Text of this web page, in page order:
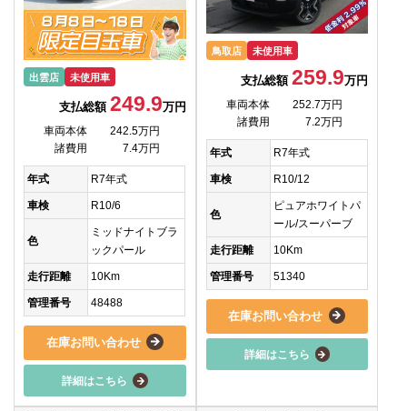
出雲店 未使用車
支払総額 249.9万円
車両本体
242.5万円
諸費用
7.4万円
年式 R7年式
車検 R10/6
色
ミッドナイトブラ
ックパール
走行距離 10Km
管理番号 48488
在庫お問い合わせ
詳細はこちら
鳥取店 未使用車
支払総額259.9万円
車両本体
252.7万円
諸費用
7.2万円
年式 R7年式
車検 R10/12
色
ピュアホワイトパ
ール/スーパーブ
走行距離 10Km
管理番号 51340
在庫お問い合わせ
詳細はこちら